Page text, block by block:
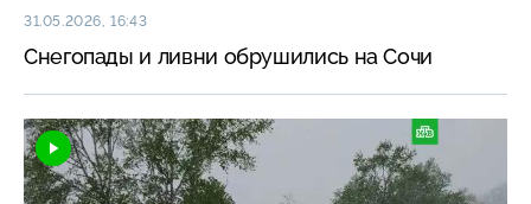
31.05.2026, 16:43
Снегопады и ливни обрушились на Сочи